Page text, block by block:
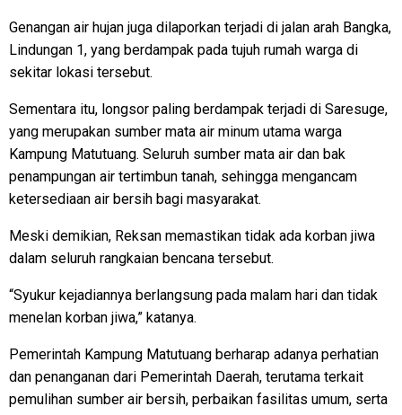
Genangan air hujan juga dilaporkan terjadi di jalan arah Bangka,
Lindungan 1, yang berdampak pada tujuh rumah warga di
sekitar lokasi tersebut.
Sementara itu, longsor paling berdampak terjadi di Saresuge,
yang merupakan sumber mata air minum utama warga
Kampung Matutuang. Seluruh sumber mata air dan bak
penampungan air tertimbun tanah, sehingga mengancam
ketersediaan air bersih bagi masyarakat.
Meski demikian, Reksan memastikan tidak ada korban jiwa
dalam seluruh rangkaian bencana tersebut.
“Syukur kejadiannya berlangsung pada malam hari dan tidak
menelan korban jiwa,” katanya.
Pemerintah Kampung Matutuang berharap adanya perhatian
dan penanganan dari Pemerintah Daerah, terutama terkait
pemulihan sumber air bersih, perbaikan fasilitas umum, serta